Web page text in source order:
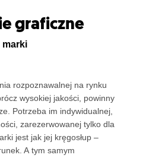
graficzne
marki
rozpoznawalnej na rynku
wysokiej jakości, powinny
Potrzeba im indywidualnej,
zarezerwowanej tylko dla
jest jak jej kręgosłup –
A tym samym